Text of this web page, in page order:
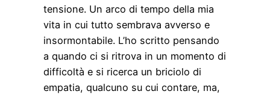
tensione. Un arco di tempo della mia
vita in cui tutto sembrava avverso e
insormontabile. L’ho scritto pensando
a quando ci si ritrova in un momento di
difficoltà e si ricerca un briciolo di
empatia, qualcuno su cui contare, ma,